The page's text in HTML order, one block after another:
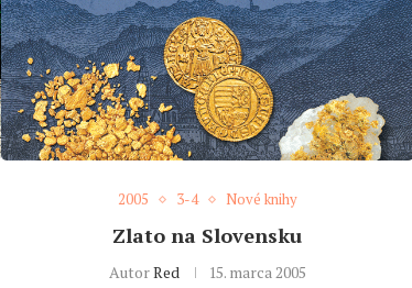
2005 3-4 Nové knihy
Zlato na Slovensku
AutorRed 15. marca 2005